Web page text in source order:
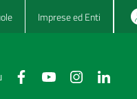
Imprese ed Enti